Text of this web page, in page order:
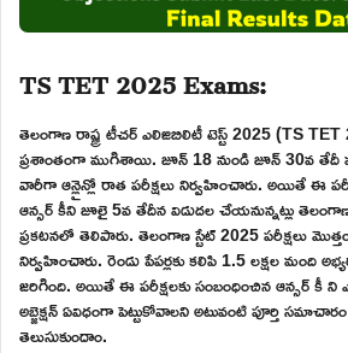
TS TET 2025 Exams:
తెలంగాణ రాష్ట్ర టీచర్ ఎలిజిబిలిటీ టెస్ట్ 2025 (TS TET
ప్రశాంతంగా ముగిశాయి. జూన్ 18 నుండి జూన్ 30వ తేదీ
వారీగా ఆన్లైన్లో రాత పరీక్షలు నిర్వహించారు. అయితే ఈ
ఆన్సర్ కీని జూలై 5వ తేదీన విడుదల చేయనున్నట్లు
ప్రకటనలో తెలిపారు. తెలంగాణ స్టేట్ 2025 పరీక్షలు
నిర్వహించారు. రెండు పేపర్లకు కలిపి 1.5 లక్షల మంది
జరిగింది. అయితే ఈ పరీక్షలకు సంబంధించిన ఆన్సర్ కీ
అబ్జెక్షన్ ఏవిధంగా పెట్టుకోవాలని అటువంటి పూర్తి
తెలుసుకుందాం.